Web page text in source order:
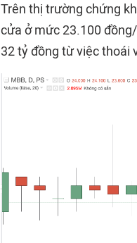
Trên thị trường chứng
cửa ở mức 23.100
32 tỷ đồng từ việc thoái